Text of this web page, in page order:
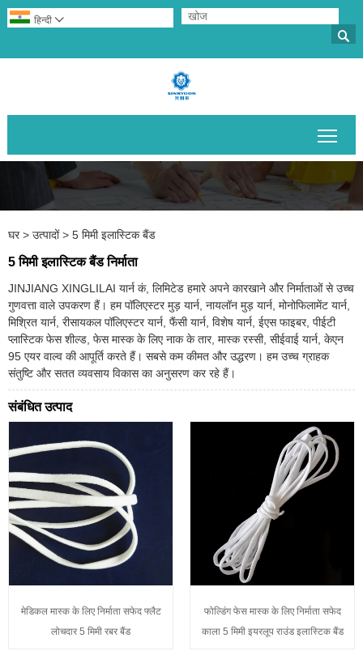

हिन्दी 
घर > उत्पादों > 5 मिमी इलास्टिक बैंड
5 मिमी इलास्टिक बैंड निर्माता
JINJIANG XINGLILAI यार्न कं, लिमिटेड हमारे अपने कारखाने और निर्माताओं से उच्च
गुणवत्ता वाले उपकरण हैं। हम पॉलिएस्टर मुड़ यार्न, नायलॉन मुड़ यार्न, मोनोफिलामेंट यार्न,
मिश्रित यार्न, रीसायकल पॉलिएस्टर यार्न, फैंसी यार्न, विशेष यार्न, ईएस फाइबर, पीईटी
प्लास्टिक फेस शील्ड, फेस मास्क के लिए नाक के तार, मास्क रस्सी, सीईवाई यार्न, केएन
95 एयर वाल्व की आपूर्ति करते हैं। सबसे कम कीमत और उद्धरण। हम उच्च ग्राहक
संतुष्टि और सतत व्यवसाय विकास का अनुसरण कर रहे हैं।
संबंधित उत्पाद
मेडिकल मास्क के लिए निर्माता सफेद फ्लैट
लोचदार 5 मिमी रबर बैंड
फोल्डिंग फेस मास्क के लिए निर्माता सफेद
काला 5 मिमी इयरलूप राउंड इलास्टिक बैंड